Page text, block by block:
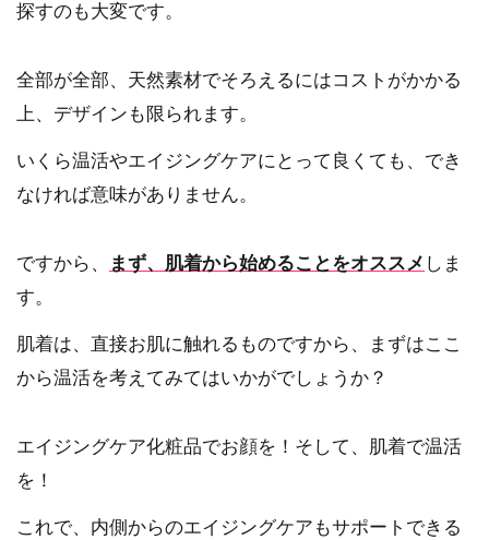
探すのも大変です。
全部が全部、天然素材でそろえるにはコストがかかる
上、デザインも限られます。
いくら温活やエイジングケアにとって良くても、でき
なければ意味がありません。
ですから、 まず、肌着から始めることをオススメ しま
す。
肌着は、直接お肌に触れるものですから、まずはここ
から温活を考えてみてはいかがでしょうか？
エイジングケア化粧品でお顔を！そして、肌着で温活
を！
これで、内側からのエイジングケアもサポートできる